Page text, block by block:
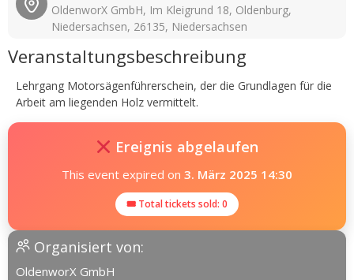
OldenworX GmbH, Im Kleigrund 18, Oldenburg,
Niedersachsen, 26135, Niedersachsen
Veranstaltungsbeschreibung
Lehrgang Motorsägenführerschein, der die Grundlagen für die
Arbeit am liegenden Holz vermittelt.
Ereignis abgelaufen
This event expired on 3. März 2025 14:30
🎟 Total tickets sold: 0
Organisiert von:
OldenworX GmbH